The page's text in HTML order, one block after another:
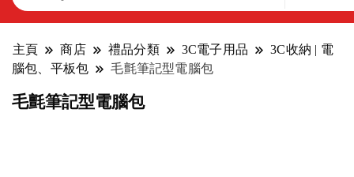
主頁 商店 禮品分類 3C電子用品
3C收納 | 電
腦包、平板包
毛氈筆記型電腦包
毛氈筆記型電腦包